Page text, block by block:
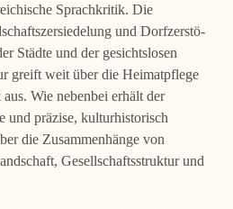
Sprachkritik. Die
und Dorfzerstö­
Städte und der gesichtslosen
greift weit über die Hei­matpflege
Wie nebenbei erhält der
und präzise, kulturhistorisch
die Zusammen­hänge von
Gesellschaftsstruk­tur und